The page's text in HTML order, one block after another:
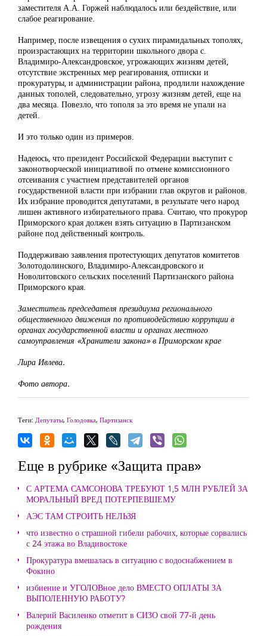
заместителя А.А. Горжей наблюдалось или бездействие, или
слабое реагирование.
Например, после извещения о сухих пирамидальных тополях,
произрастающих на территории школьного двора с.
Владимиро-Александровское, угрожающих жизням детей,
отсутствие экстренных мер реагирования, отписки и
прокуратуры, и администрации района, продлили нахождение
данных тополей, следовательно, угрозу жизням детей, еще на
два месяца. Повезло, что тополя за это время не упали на
детей.
И это только один из примеров.
Надеюсь, что президент Российской Федерации выступит с
законотворческой инициативой по отмене комиссионного
отсеивания с участием представителей органов
государственной власти при избрании глав округов и районов.
Их избрание проводится депутатами, в результате чего народ
лишен активного избирательного права. Считаю, что прокурор
Приморского края должен взять ситуацию в Партизанском
районе под действенный контроль.
Поддерживаю заявления протестующих депутатов комитетов
Золотодолинского, Владимиро-Александровского и
Новолитовского сельских поселений Партизанского района
Приморского края.
Заместитель председателя президиума регионального
общественного движения по противодействию коррупции в
органах государственной власти и органах местного
самоуправления «Хранители закона» в Приморском крае
Лира Ивлева.
Фото автора.
Теги: Депутаты, Голодовка, Партизанск
Еще в рубрике «Защита прав»
С АРТЕМА САМСОНОВА ТРЕБУЮТ 1,5 МЛН РУБЛЕЙ ЗА
МОРАЛЬНЫЙ ВРЕД ПОТЕРПЕВШЕМУ
АЭС ТАМ СТРОИТЬ НЕЛЬЗЯ
что известно о страшной гибели рабочих, которые сорвались
с 24 этажа во Владивостоке
Прокуратура вмешалась в ситуацию с водоснабжением в
Фокино
избиение и УГОЛОВное дело ВМЕСТО ОПЛАТЫ ЗА
ВЫПОЛЕННУЮ РАБОТУ?
Валерий Василенко отметит в СИЗО свой 77-й день
рождения